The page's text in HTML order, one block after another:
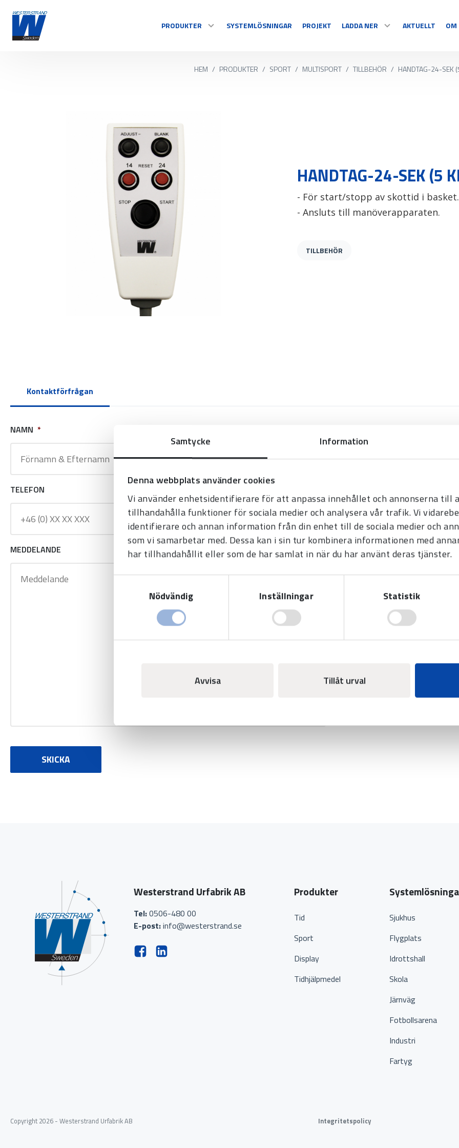
Samtycke Information
Denna webbplats använder cookies
Vi använder enhetsidentifierare för att anpassa innehållet och annonserna till
tillhandahålla funktioner för sociala medier och analysera vår trafik. Vi
identifierare och annan information från din enhet till de sociala medier och
som vi samarbetar med. Dessa kan i sin tur kombinera informationen med
har tillhandahållit eller som de har samlat in när du har använt deras tjänster.
Nödvändig
Inställningar Statistik
Avvisa Tillåt urval
PRODUKTER
Utomhusur
Styrsystem
Se alla
SPORT
DISPLAY
SYSTEMLÖSNINGAR PROJEKT LADDA NER AKTUELLT OM
HEM / PRODUKTER / SPORT / MULTISPORT / TILLBEHÖR / HANDTAG-24-SEK
HANDTAG-24-SEK (5
- För start/stopp av skottid i basket.
- Ansluts till manöverapparaten.
TILLBEHÖR
Kontaktförfrågan
NAMN *
TELEFON E-POSTADRESS
MEDDELANDE
SKICKA
Westerstrand Urfabrik AB
Tel:0506-480 00
E-post:info@westerstrand.se
Produkter
Tid
Sport
Display
Tidhjälpmedel
Sjukhus
Flygplats
Idrottshall
Skola
Järnväg
Fotbollsarena
Industri
Fartyg
Copyright 2026 - Westerstrand Urfabrik AB Integritetspolicy